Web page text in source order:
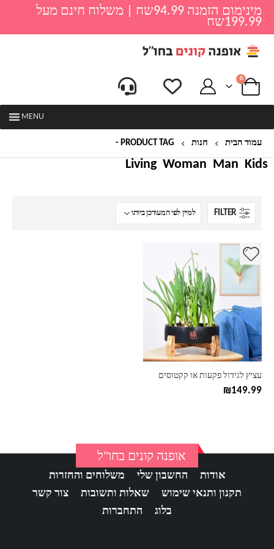
מינימום הזמנה 94.99שח | משלוח חינם מעל
199.99שח
0
MENU
עמוד הבית חנות PRODUCT TAG -
Kids
Man
Woman
Living
FILTER
עציץ לגידול פקעות או קקטוסים
₪149.99
למוצר
לבחור
את
האפשרויות
אופנה קונים בחו"ל
אודות החשבון שלי
משלוחים והחזרות
תקנון ותנאי שימוש
שאלות ותשובות
צור קשר
בלוג
התחברות